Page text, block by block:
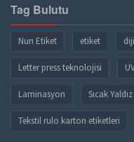
Tag Bulutu
Nun Etiket etiket
Letter press teknolojisi
Laminasyon Sıcak Yaldız
Tekstil rulo karton etiketleri